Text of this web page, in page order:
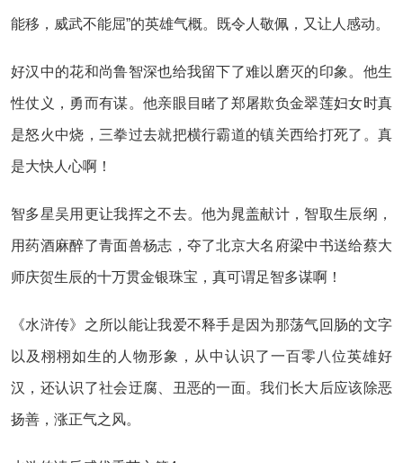
能移，威武不能屈”的英雄气概。既令人敬佩，又让人感动。
好汉中的花和尚鲁智深也给我留下了难以磨灭的印象。他生
性仗义，勇而有谋。他亲眼目睹了郑屠欺负金翠莲妇女时真
是怒火中烧，三拳过去就把横行霸道的镇关西给打死了。真
是大快人心啊！
智多星吴用更让我挥之不去。他为晁盖献计，智取生辰纲，
用药酒麻醉了青面兽杨志，夺了北京大名府梁中书送给蔡大
师庆贺生辰的十万贯金银珠宝，真可谓足智多谋啊！
《水浒传》之所以能让我爱不释手是因为那荡气回肠的文字
以及栩栩如生的人物形象，从中认识了一百零八位英雄好
汉，还认识了社会迂腐、丑恶的一面。我们长大后应该除恶
扬善，涨正气之风。